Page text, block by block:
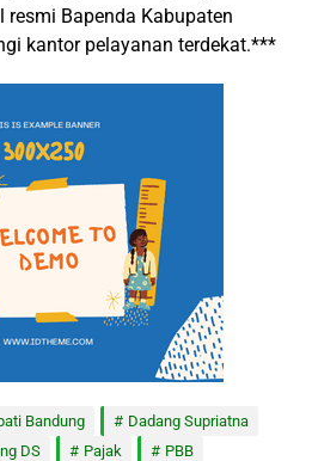
Bapenda Kabupaten
kantor pelayanan terdekat.***
Bandung
Dadang Supriatna
DS Pajak PBB